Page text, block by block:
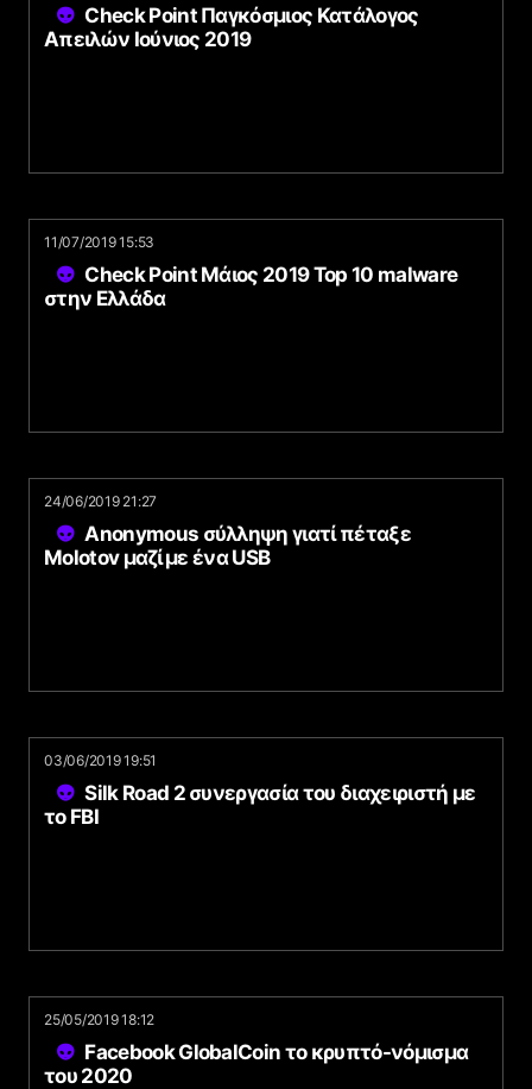
Check Point Παγκόσμιος Κατάλογος
Απειλών Ιούνιος 2019
11/07/2019 15:53
Check Point Μάιος 2019 Top 10 malware
στην Ελλάδα
24/06/2019 21:27
Anonymous σύλληψη γιατί πέταξε
Molotov μαζί με ένα USB
03/06/2019 19:51
Silk Road 2 συνεργασία του διαχειριστή με
το FBI
25/05/2019 18:12
Facebook GlobalCoin το κρυπτό-νόμισμα
του 2020